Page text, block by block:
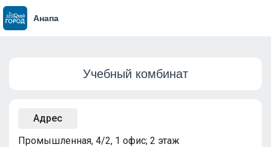
Анапа
Учебный комбинат
Адрес
Промышленная, 4/2, 1 офис; 2 этаж